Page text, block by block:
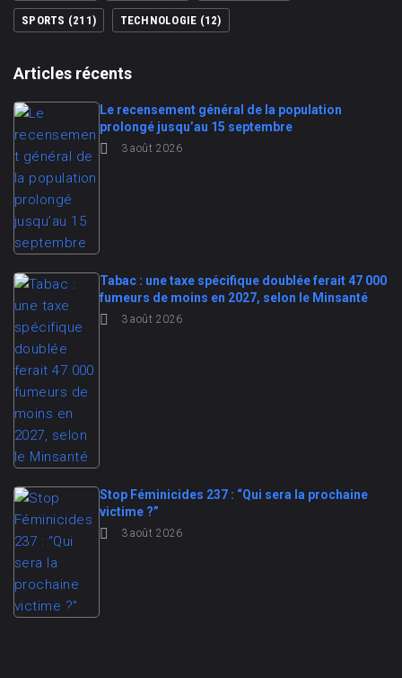
SPORTS (211) TECHNOLOGIE (12)
Articles récents
Le recensement général de la population
prolongé jusqu’au 15 septembre
3 août 2026
Tabac : une taxe spécifique doublée ferait 47 000
fumeurs de moins en 2027, selon le Minsanté
3 août 2026
Stop Féminicides 237 : “Qui sera la prochaine
victime ?”
3 août 2026